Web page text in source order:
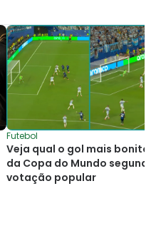
Futebol
Veja qual o gol mais bonito
da Copa do Mundo segundo
votação popular